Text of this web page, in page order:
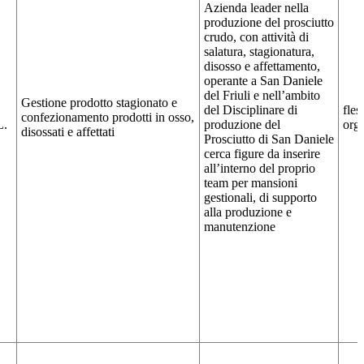
Gestione prodotto stagionato e
confezionamento prodotti in osso,
disossati e affettati
Azienda leader nella
produzione del prosciutto
crudo, con attività di
salatura, stagionatura,
disosso e affettamento,
operante a San Daniele
del Friuli e nell’ambito
del Disciplinare di
produzione del
Prosciutto di San Daniele
cerca figure da inserire
all’interno del proprio
team per mansioni
gestionali, di supporto
alla produzione e
manutenzione